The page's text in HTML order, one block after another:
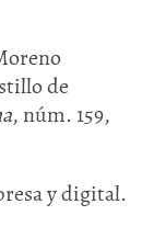
de
, núm. 159,
y digital.